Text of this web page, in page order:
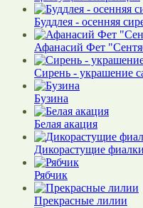
Буддлея - осенняя
Афанасий Фет
Сирень - украшение
Бузина
Белая акация
Дикорастущие фиалки
Рябчик
Прекрасные лилии